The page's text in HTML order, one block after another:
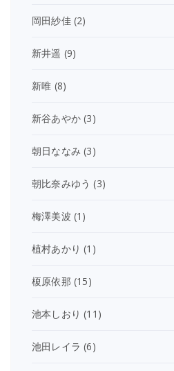
岡田紗佳(2)
新井遥 (9)
新唯 (8)
新谷あやか (3)
朝日ななみ (3)
朝比奈みゆう (3)
梅澤美波 (1)
植村あかり (1)
榎原依那 (15)
池本しおり (11)
池田レイラ (6)